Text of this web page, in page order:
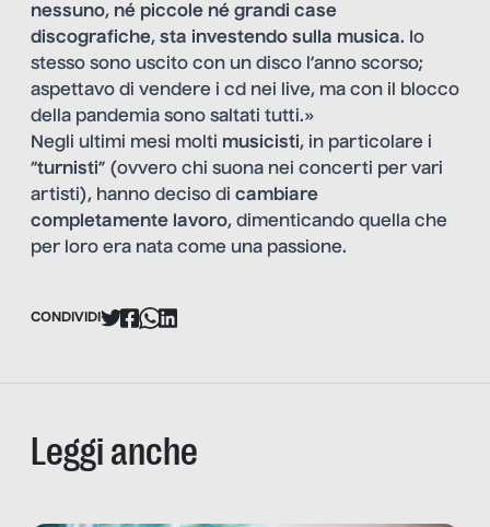
nessuno, né piccole né grandi case
discografiche, sta investendo sulla musica. Io
stesso sono uscito con un disco l’anno scorso;
aspettavo di vendere i cd nei live, ma con il blocco
della pandemia sono saltati tutti.»
Negli ultimi mesi molti musicisti, in particolare i
“turnisti” (ovvero chi suona nei concerti per vari
artisti), hanno deciso di cambiare
completamente lavoro, dimenticando quella che
per loro era nata come una passione.
CONDIVIDI
Leggi anche